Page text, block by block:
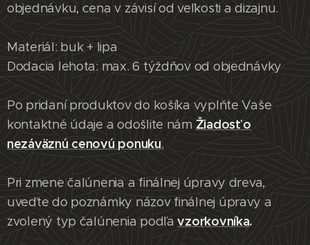
objednávku, cena v závisí od veľkosti a dizajnu.
Materiál: buk + lipa
Dodacia lehota: max. 6 týždňov od objednávky
Po pridaní produktov do košíka vyplňte Vaše
kontaktné údaje a odošlite nám Žiadosť o
nezáväznú cenovú ponuku.
Pri zmene čalúnenia a finálnej úpravy dreva,
uveďte do poznámky názov finálnej úpravy a
zvolený typ čalúnenia podľavzorkovníka.